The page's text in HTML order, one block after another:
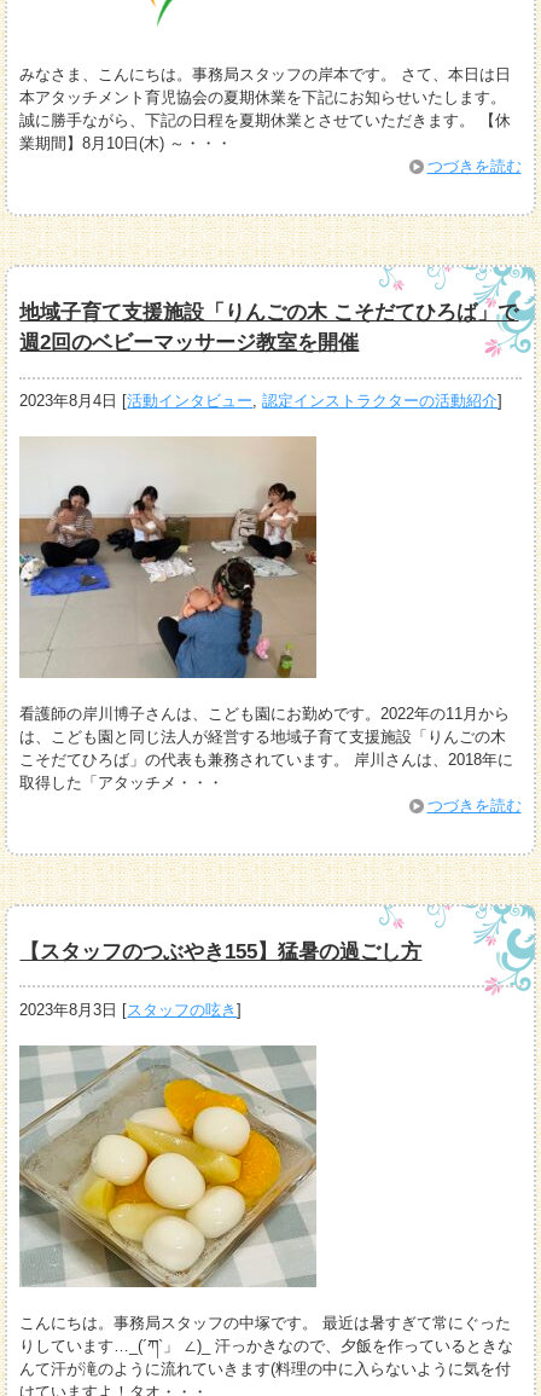
みなさま、こんにちは。事務局スタッフの岸本です。 さて、本日は日
本アタッチメント育児協会の夏期休業を下記にお知らせいたします。
誠に勝手ながら、下記の日程を夏期休業とさせていただきます。 【休
業期間】8月10日(木) ～・・・
つづきを読む
地域子育て支援施設「りんごの木 こそだてひろば」で
週2回のベビーマッサージ教室を開催
2023年8月4日 [活動インタビュー,認定インストラクターの活動紹介]
看護師の岸川博子さんは、こども園にお勤めです。2022年の11月から
は、こども園と同じ法人が経営する地域子育て支援施設「りんごの木
こそだてひろば」の代表も兼務されています。 岸川さんは、2018年に
取得した「アタッチメ・・・
つづきを読む
【スタッフのつぶやき155】猛暑の過ごし方
2023年8月3日 [スタッフの呟き]
こんにちは。事務局スタッフの中塚です。 最近は暑すぎて常にぐった
りしています…_(´ཀ`」 ∠)_ 汗っかきなので、夕飯を作っているときな
んて汗が滝のように流れていきます(料理の中に入らないように気を付
けていますよ！タオ・・・